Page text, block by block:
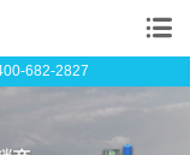
682-2827